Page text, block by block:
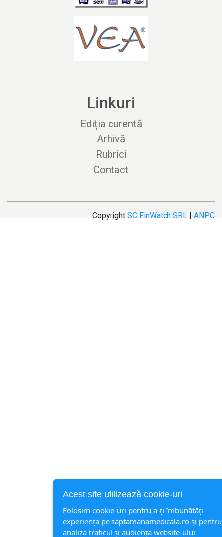
Linkuri
Ediția curentă
Arhivă
Rubrici
Contact
Copyright SC FinWatch SRL | ANPC
Acest site utilizează cookie-uri
Folosim cookie-uri pentru a-ți îmbunătăți
experiența pe saptamanamedicala.ro și
analiza traficul și audiența website-ului